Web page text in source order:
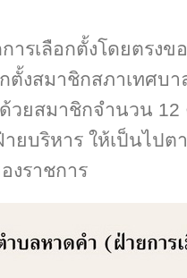
เลือกตั้งโดยตรงข
งสมาชิกสภาเทศบา
วยสมาชิกจำนวน
บริหาร ให้เป็นไปต
งราชการ